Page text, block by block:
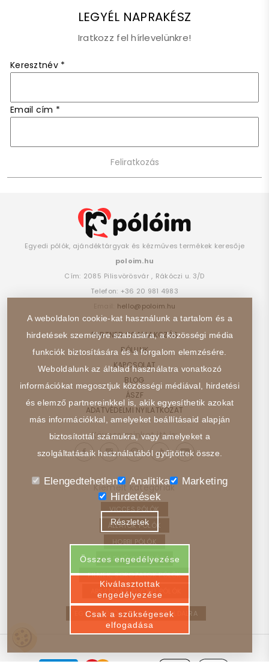
LEGYÉL NAPRAKÉSZ
Iratkozz fel hírlevelünkre!
Keresztnév *
Email cím *
Egyedi pólók, ajándéktárgyak és kézműves termékek keresője
poloim.hu
Cím: 2085 Pilisvörösvár , Rákóczi u. 3/D
Telefon: +36 20 981 4983
hello@poloim.hu
PARTNER CSATLAKOZÁS
RÓLUNK
KAPCSOLAT
BLOG
ÁSZF
ADATVÉDELMI NYILATKOZAT
Kövess minket itt is:
Kiemelt kategóriák
VICCES PÓLÓK
ÁLLATOK PÓLÓK
HOBBI PÓLÓK
JÁRMŰVEK PÓLÓK
FILMEK, SOROZATOK PÓLÓK
ABSZTRAKT, ELVONT PÓLÓK
EGYEDI PÓLÓ – VISSZA A FŐOLDALRA
A weboldalon cookie-kat használunk a tartalom és a
hirdetések személyre szabására, a közösségi média
funkciók biztosítására és a forgalom elemzésére.
Weboldalunk az általad használatra vonatkozó
információkat megosztjuk közösségi médiával, hirdetési
és elemző partnereinkkel is, akik egyesíthetik azokat
más információkkal, amelyeket beállításaid alapján
biztosítottál számukra, vagy amelyeket a
szolgáltatásaik használatából gyűjtöttek össze.
Elengedtehetlen Analitika
Marketing
Hirdetések
Részletek
Összes engedélyezése
Kiválasztottak
engedélyezése
Csak a szükségesek
elfogadása